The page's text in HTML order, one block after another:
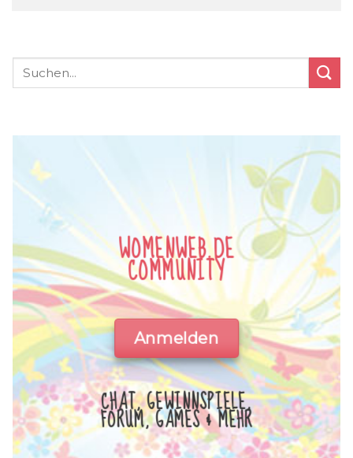
WOMENWEB.DE
COMMUNITY
Anmelden
CHAT, GEWINNSPIELE,
FORUM, GAMES & MEHR